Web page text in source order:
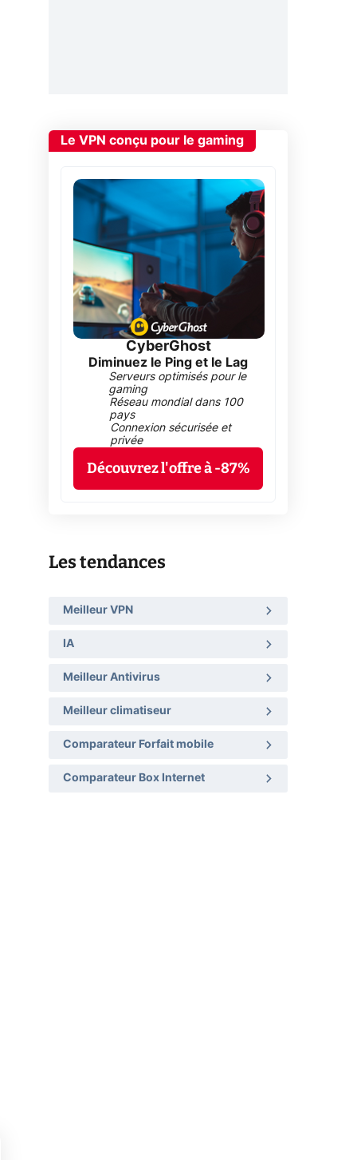
Le VPN conçu pour le gaming
CyberGhost
Diminuez le Ping et le Lag
Serveurs optimisés pour le
gaming
Réseau mondial dans 100
pays
Connexion sécurisée et
privée
Découvrez l'offre à -87%
Les tendances
Meilleur VPN
IA
Meilleur Antivirus
Meilleur climatiseur
Comparateur Forfait mobile
Comparateur Box Internet